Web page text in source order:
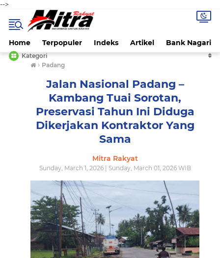
-->
Home Terpopuler Indeks Artikel Bank Nagari
Kategori
› Padang
Jalan Nasional Padang –
Kambang Tuai Sorotan,
Preservasi Tahun Ini Diduga
Dikerjakan Kontraktor Yang
Sama
Mitra Rakyat
Sunday, March 1, 2026 | Sunday, March 01, 2026 WIB